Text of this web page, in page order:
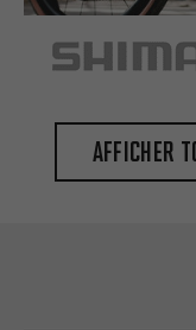
Afficher